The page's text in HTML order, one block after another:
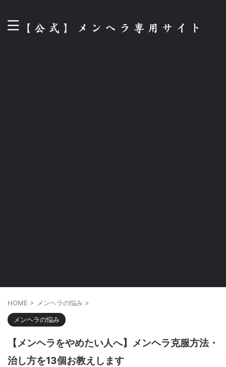
HOME > メンヘラの悩み >
メンヘラの悩み
【メンヘラをやめたい人へ】メンヘラ克服方法・
治し方を13個お教えします